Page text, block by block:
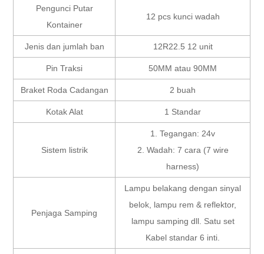
Pengunci Putar
Kontainer
12 pcs kunci wadah
Jenis dan jumlah ban 12R22.5 12 unit
Pin Traksi 50MM atau 90MM
Braket Roda Cadangan 2 buah
Kotak Alat 1 Standar
Sistem listrik
1. Tegangan: 24v
2. Wadah: 7 cara (7 wire
harness)
Penjaga Samping
Lampu belakang dengan sinyal
belok, lampu rem & reflektor,
lampu samping dll. Satu set
Kabel standar 6 inti.